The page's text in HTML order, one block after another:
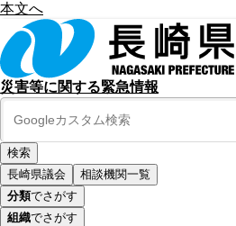
本文へ
災害等に関する緊急情報
長崎県議会
相談機関一覧
分類でさがす
組織でさがす